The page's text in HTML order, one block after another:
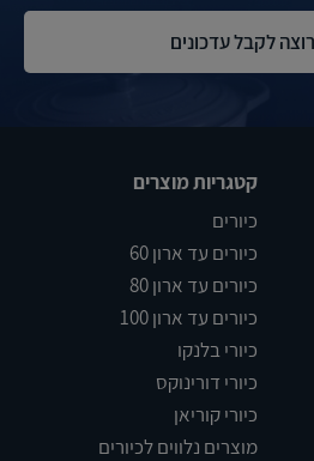
קטגריות מוצרים
כיורים
כיורים עד ארון 60
כיורים עד ארון 80
כיורים עד ארון 100
כיורי בלנקו
כיורי דורינוקס
כיורי קוריאן
מוצרים נלווים לכיורים